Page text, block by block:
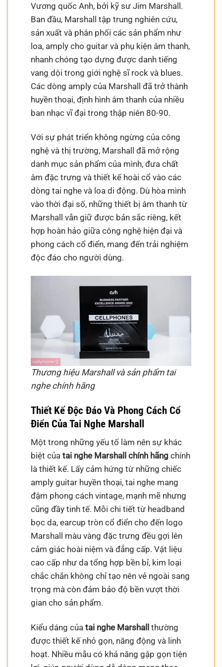
Vương quốc Anh, bởi kỹ sư Jim Marshall.
Ban đầu, Marshall tập trung nghiên cứu,
sản xuất và phân phối các sản phẩm như
loa, amply cho guitar và phụ kiện âm thanh,
nhanh chóng tạo dựng được danh tiếng
vang dội trong giới nghệ sĩ rock và blues.
Các dòng amply của Marshall đã trở thành
huyền thoại, định hình âm thanh của nhiều
ban nhạc vĩ đại trong thập niên 80-90.
Với sự phát triển không ngừng của công
nghệ và thị trường, Marshall đã mở rộng
danh mục sản phẩm của mình, đưa chất
âm đặc trưng và thiết kế hoài cổ vào các
dòng tai nghe và loa di động. Dù hòa mình
vào thời đại số, những thiết bị âm thanh từ
Marshall vẫn giữ được bản sắc riêng, kết
hợp hoàn hảo giữa công nghệ hiện đại và
phong cách cổ điển, mang đến trải nghiệm
độc đáo cho người dùng.
Thương hiệu Marshall và sản phẩm tai
nghe chính hãng
Thiết Kế Độc Đáo Và Phong Cách Cổ
Điển Của Tai Nghe Marshall
Một trong những yếu tố làm nên sự khác
biệt củatai nghe Marshall chính hãng chính
là thiết kế. Lấy cảm hứng từ những chiếc
amply guitar huyền thoại, tai nghe mang
đậm phong cách vintage, mạnh mẽ nhưng
cũng đầy tinh tế. Mỗi chi tiết từ headband
bọc da, earcup tròn cổ điển cho đến logo
Marshall màu vàng đặc trưng đều gợi lên
cảm giác hoài niệm và đẳng cấp. Vật liệu
cao cấp như da tổng hợp bền bỉ, kim loại
chắc chắn không chỉ tạo nên vẻ ngoài sang
trọng mà còn đảm bảo độ bền vượt thời
gian cho sản phẩm.
Kiểu dáng củatai nghe Marshall thường
được thiết kế nhỏ gọn, năng động và linh
hoạt. Nhiều mẫu có khả năng gập gọn tiện